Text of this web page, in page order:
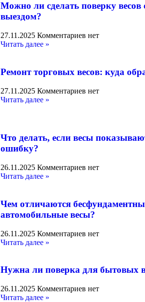
Можно ли сделать поверку весов
выездом?
27.11.2025Комментариев нет
Читать далее »
Ремонт торговых весов: куда
27.11.2025Комментариев нет
Читать далее »
Что делать, если весы
ошибку?
26.11.2025Комментариев нет
Читать далее »
Чем отличаются
автомобильные весы?
26.11.2025Комментариев нет
Читать далее »
Нужна ли поверка для бытовых
26.11.2025Комментариев нет
Читать далее »